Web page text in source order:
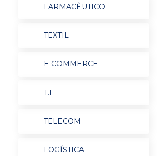
FARMACÊUTICO
TEXTIL
E-COMMERCE
T.I
TELECOM
LOGÍSTICA